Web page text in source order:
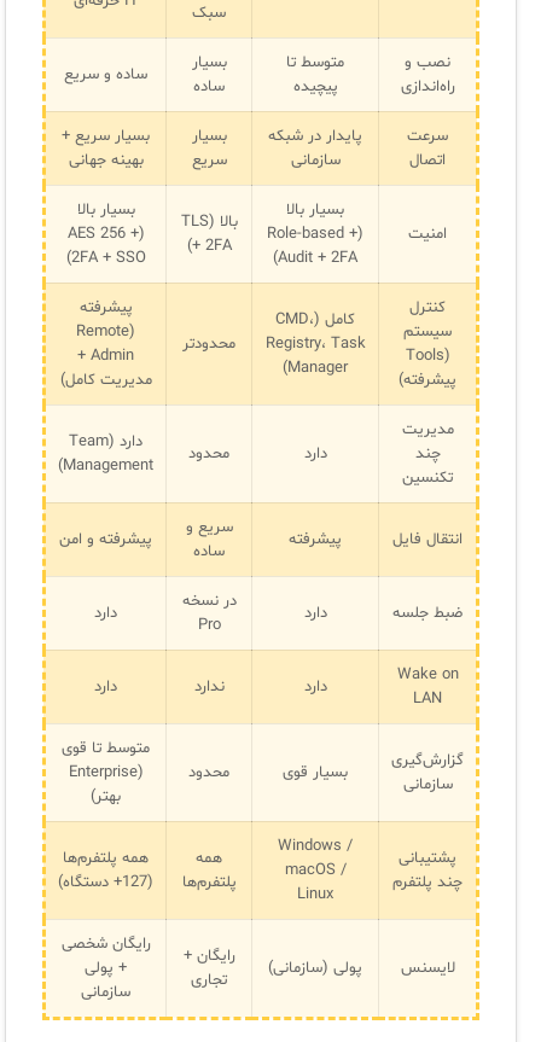
سبک
نصب و
راه‌اندازی
متوسط تا
پیچیده
بسیار
ساده
ساده و سریع
سرعت
اتصال
پایدار در شبکه
سازمانی
بسیار
سریع
بسیار سریع +
بهینه جهانی
امنیت
بسیار بالا
(Role-based +
Audit + 2FA)
بالا (TLS
+ 2FA)
بسیار بالا
(AES 256 +
2FA + SSO)
کنترل
سیستم
(Tools
پیشرفته)
کامل (CMD،
Registry، Task
Manager)
محدودتر
پیشرفته
(Remote
Admin +
مدیریت کامل)
مدیریت
چند
تکنسین
دارد محدود
دارد (Team
Management)
انتقال فایل پیشرفته
سریع و
ساده
پیشرفته و امن
ضبط جلسه دارد
در نسخه
Pro
دارد
Wake on
LAN
دارد ندارد دارد
گزارش‌گیری
سازمانی
بسیار قوی محدود
متوسط تا قوی
(Enterprise
بهتر)
پشتیبانی
چند پلتفرم
Windows /
macOS /
Linux
همه
پلتفرم‌ها
همه پلتفرم‌ها
(127+ دستگاه)
لایسنس پولی (سازمانی)
رایگان +
تجاری
رایگان شخصی
+ پولی
سازمانی